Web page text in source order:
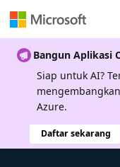
Bangun Aplikasi
Siap untuk AI?
Azure.
Daftar sekarang